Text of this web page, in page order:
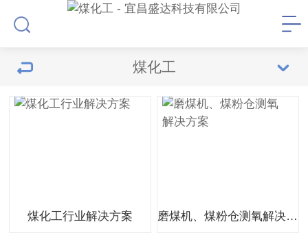
煤化工
煤化工行业解决方案 磨煤机、煤粉仓测氧解决方案